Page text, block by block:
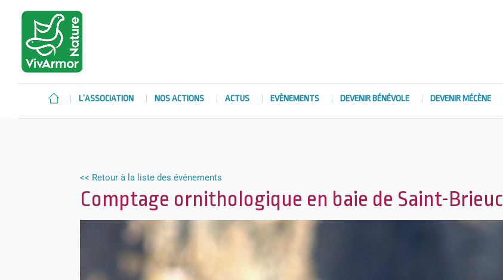
L’ASSOCIATION NOS ACTIONS ACTUS EVÈNEMENTS DEVENIR BÉNÉVOLE DEVENIR MÉCÈNE
<< Retour à la liste des événements
Comptage ornithologique en baie de Saint-Brieuc